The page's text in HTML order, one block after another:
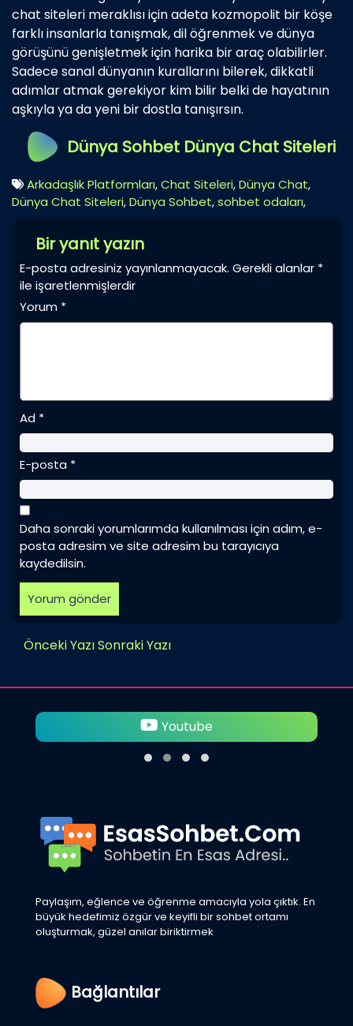
chat siteleri meraklısı için adeta kozmopolit bir köşe
farklı insanlarla tanışmak, dil öğrenmek ve dünya
görüşünü genişletmek için harika bir araç olabilirler.
Sadece sanal dünyanın kurallarını bilerek, dikkatli
adımlar atmak gerekiyor kim bilir belki de hayatının
aşkıyla ya da yeni bir dostla tanışırsın.
Dünya Sohbet Dünya Chat Siteleri
Arkadaşlık Platformları,Chat Siteleri,Dünya Chat,
Dünya Chat Siteleri,Dünya Sohbet,sohbet odaları,
Bir yanıt yazın
E-posta adresiniz yayınlanmayacak. Gerekli alanlar *
ile işaretlenmişlerdir
Yorum *
Ad *
E-posta *
Daha sonraki yorumlarımda kullanılması için adım, e-
posta adresim ve site adresim bu tarayıcıya
kaydedilsin.
Önceki YazıSonraki Yazı
Twitter
Paylaşım, eğlence ve öğrenme amacıyla yola çıktık. En
büyük hedefimiz özgür ve keyifli bir sohbet ortamı
oluşturmak, güzel anılar biriktirmek
Bağlantılar